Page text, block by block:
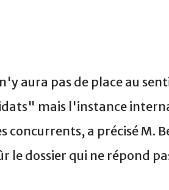
aura pas de place au
mais l'instance
concurrents, a précisé M.
le dossier qui ne répond